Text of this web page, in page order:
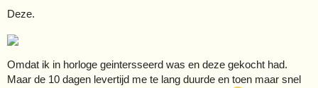
Deze.
Omdat ik in horloge geintersseerd was en deze gekocht had.
Maar de 10 dagen levertijd me te lang duurde en toen maar snel